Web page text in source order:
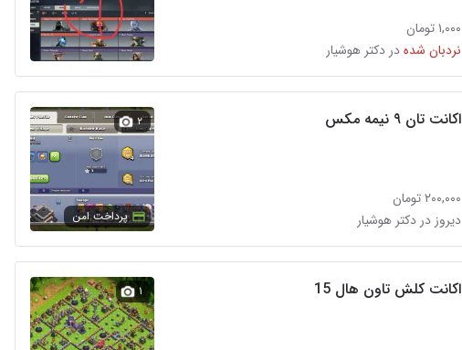
۱,۰۰۰ تومان
نردبان شدهدر دکتر هوشیار
اکانت تان ۹ نیمه مکس
۲۰۰,۰۰۰ تومان
دیروز در دکتر هوشیار
۲
پرداخت امن
اکانت کلش تاون هال 15 ۱